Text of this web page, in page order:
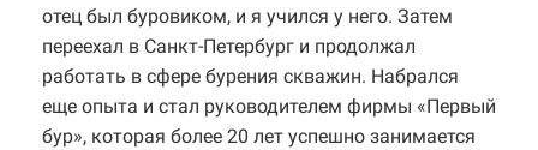
отец был буровиком, и я учился у него. Затем
переехал в Санкт-Петербург и продолжал
работать в сфере бурения скважин. Набрался
еще опыта и стал руководителем фирмы «Первый
бур», которая более 20 лет успешно занимается